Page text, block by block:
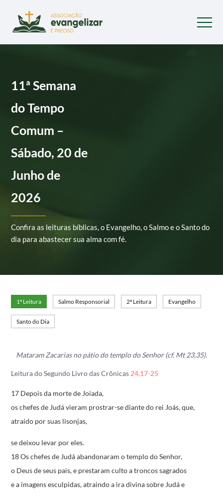
11ª Semana
do Tempo
Comum –
Sábado, 20 de
Junho de
2026
Confira as leituras bíblicas, o Evangelho, o Salmo e o Santo do
dia para abastecer sua alma com fé.
1ª Leitura Salmo Responsorial 2ª Leitura Evangelho
Santo do Dia
Mataram Zacarias no pátio do templo do Senhor (cf. Mt 23,35).
Leitura do Segundo Livro das Crônicas 24,17-25
17 Depois da morte de Joiada,
os chefes de Judá vieram prostrar-se diante do rei Joás,que,
atraído por suas lisonjas,
se deixou levar por eles.
18 Os chefes de Judá abandonaram o templo do Senhor,
o Deus de seus pais,e prestaram culto a troncos sagrados
e a imagens esculpidas,atraindo a ira divina sobre Judá e